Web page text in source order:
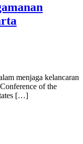
menjaga kelancaran
of the
[…]